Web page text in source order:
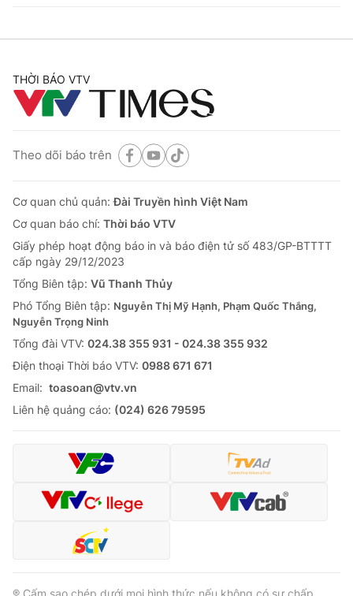
THỜI BÁO VTV
Theo dõi báo trên
Cơ quan chủ quản:Đài Truyền hình Việt Nam
Cơ quan báo chí: Thời báo VTV
Giấy phép hoạt động báo in và báo điện tử số 483/GP-BTTTT
cấp ngày 29/12/2023
Tổng Biên tập: Vũ Thanh Thủy
Phó Tổng Biên tập: Nguyễn Thị Mỹ Hạnh, Phạm Quốc Thắng,
Nguyễn Trọng Ninh
Tổng đài VTV: 024.38 355 931 - 024.38 355 932
Ðiện thoại Thời báo VTV: 0988 671 671
Email: toasoan@vtv.vn
Liên hệ quảng cáo: (024) 626 79595
® Cấm sao chép dưới mọi hình thức nếu không có sự chấp